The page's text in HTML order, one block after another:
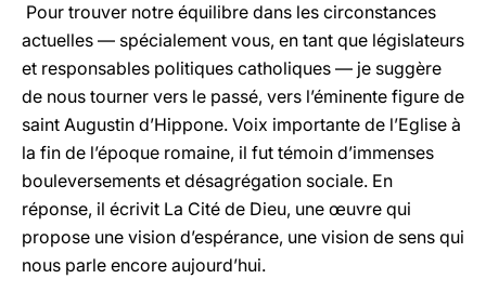
Pour trouver notre équilibre dans les circonstances
actuelles — spécialement vous, en tant que législateurs
et responsables politiques catholiques — je suggère
de nous tourner vers le passé, vers l’éminente figure de
saint Augustin d’Hippone. Voix importante de l’Eglise à
la fin de l’époque romaine, il fut témoin d’immenses
bouleversements et désagrégation sociale. En
réponse, il écrivit La Cité de Dieu, une œuvre qui
propose une vision d’espérance, une vision de sens qui
nous parle encore aujourd’hui.